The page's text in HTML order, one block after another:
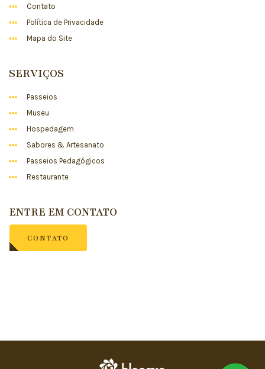
Contato
Política de Privacidade
Mapa do Site
SERVIÇOS
Passeios
Museu
Hospedagem
Sabores & Artesanato
Passeios Pedagógicos
Restaurante
ENTRE EM CONTATO
CONTATO